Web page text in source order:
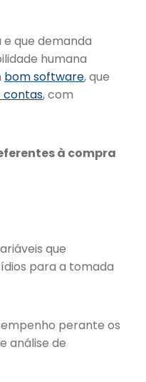
que demanda
humana
bom software, que
contas, com
à compra
que
para a tomada
perante os
análise de